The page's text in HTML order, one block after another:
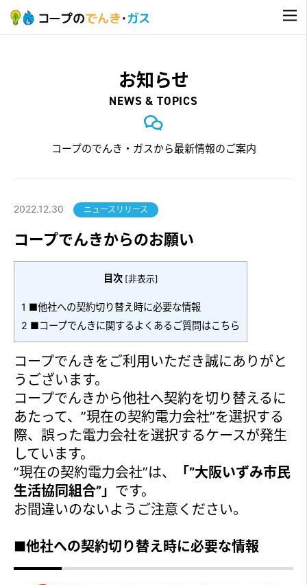
お知らせ
NEWS & TOPICS
コープのでんき・ガスから最新情報のご案内
2022.12.30 ニュースリリース
コープでんきからのお願い
目次 [非表示]
1 ■他社への契約切り替え時に必要な情報
2 ■コープでんきに関するよくあるご質問はこちら
コープでんきをご利用いただき誠にありがと
うございます。
コープでんきから他社へ契約を切り替えるに
あたって、”現在の契約電力会社”を選択する
際、誤った電力会社を選択するケースが発生
しています。
”現在の契約電力会社”は、
「”大阪いずみ市民
生活協同組合”」 です。
お間違いのないようご注意ください。
■他社への契約切り替え時に必要な情報